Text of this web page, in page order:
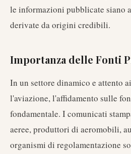
le informazioni pubblicate siano
derivate da origini credibili.
Importanza delle Fonti
In un settore dinamico e attento
l'aviazione, l'affidamento sulle
fondamentale. I comunicati
aeree, produttori di aeromobili,
organismi di regolamentazione